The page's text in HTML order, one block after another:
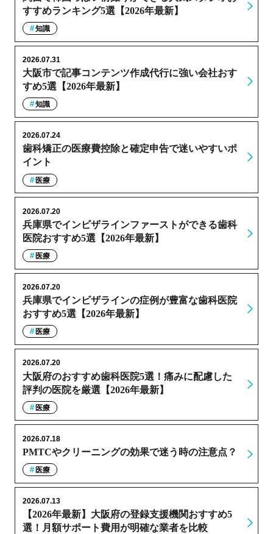
すすめランキング5選【2026年最新】
知識
大阪市で記事コンテンツ作成代行に強い会社おす
すめ5選【2026年最新】
2026.07.31
知識
歯科矯正の医療費控除と確定申告で迷いやすいポ
イント
2026.07.24
医療
兵庫県でインビザラインファーストができる歯科
医院おすすめ5選【2026年最新】
2026.07.20
医療
兵庫県でインビザラインの症例が豊富な歯科医院
おすすめ5選【2026年最新】
2026.07.20
医療
大阪府のおすすめ歯科医院5選！痛みに配慮した
評判の医院を厳選【2026年最新】
2026.07.20
医療
PMTCやクリーニングの効果で迷う時の注意点？
2026.07.18
医療
【2026年最新】大阪府の登録支援機関おすすめ5
選！月額サポート費用が明確な業者を比較
2026.07.13